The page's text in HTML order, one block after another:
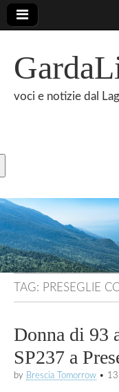
voci e notizie dal
TAG: PRESEGLIE
Donna di 93
SP237 a
by Brescia Tomorrow •